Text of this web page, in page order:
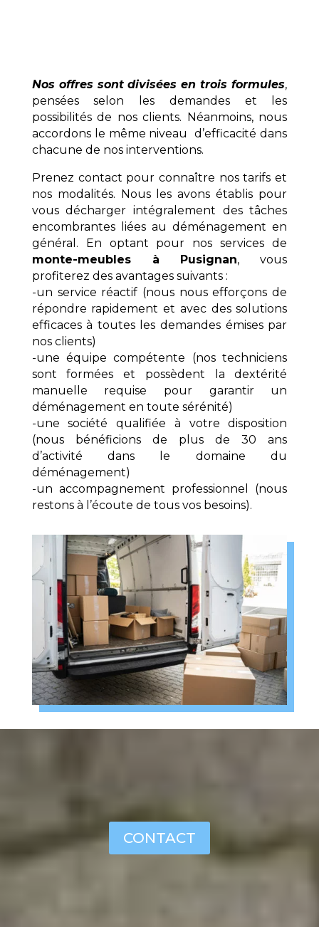
Nos offres sont divisées en trois formules,
pensées selon les demandes et les
possibilités de nos clients. Néanmoins, nous
accordons le même niveau d’efficacité dans
chacune de nos interventions.
Prenez contact pour connaître nos tarifs et
nos modalités. Nous les avons établis pour
vous décharger intégralement des tâches
encombrantes liées au déménagement en
général. En optant pour nos services de
monte-meubles à Pusignan, vous
profiterez des avantages suivants :
-un service réactif (nous nous efforçons de
répondre rapidement et avec des solutions
efficaces à toutes les demandes émises par
nos clients)
-une équipe compétente (nos techniciens
sont formées et possèdent la dextérité
manuelle requise pour garantir un
déménagement en toute sérénité)
-une société qualifiée à votre disposition
(nous bénéficions de plus de 30 ans
d’activité dans le domaine du
déménagement)
-un accompagnement professionnel (nous
restons à l’écoute de tous vos besoins).
CONTACT